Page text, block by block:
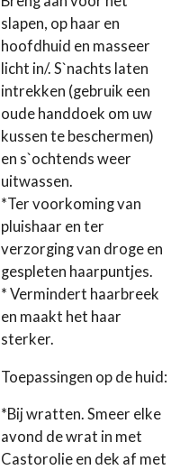
slapen, op haar en
hoofdhuid en masseer
licht in/. S`nachts laten
intrekken (gebruik een
oude handdoek om uw
kussen te beschermen)
en s`ochtends weer
uitwassen.
*Ter voorkoming van
pluishaar en ter
verzorging van droge en
gespleten haarpuntjes.
* Vermindert haarbreek
en maakt het haar
sterker.
Toepassingen op de huid:
*Bij wratten. Smeer elke
avond de wrat in met
Castorolie en dek af met